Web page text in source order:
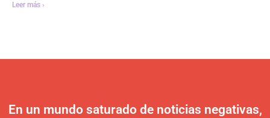
Leer más ›
En un mundo saturado de noticias negativas,